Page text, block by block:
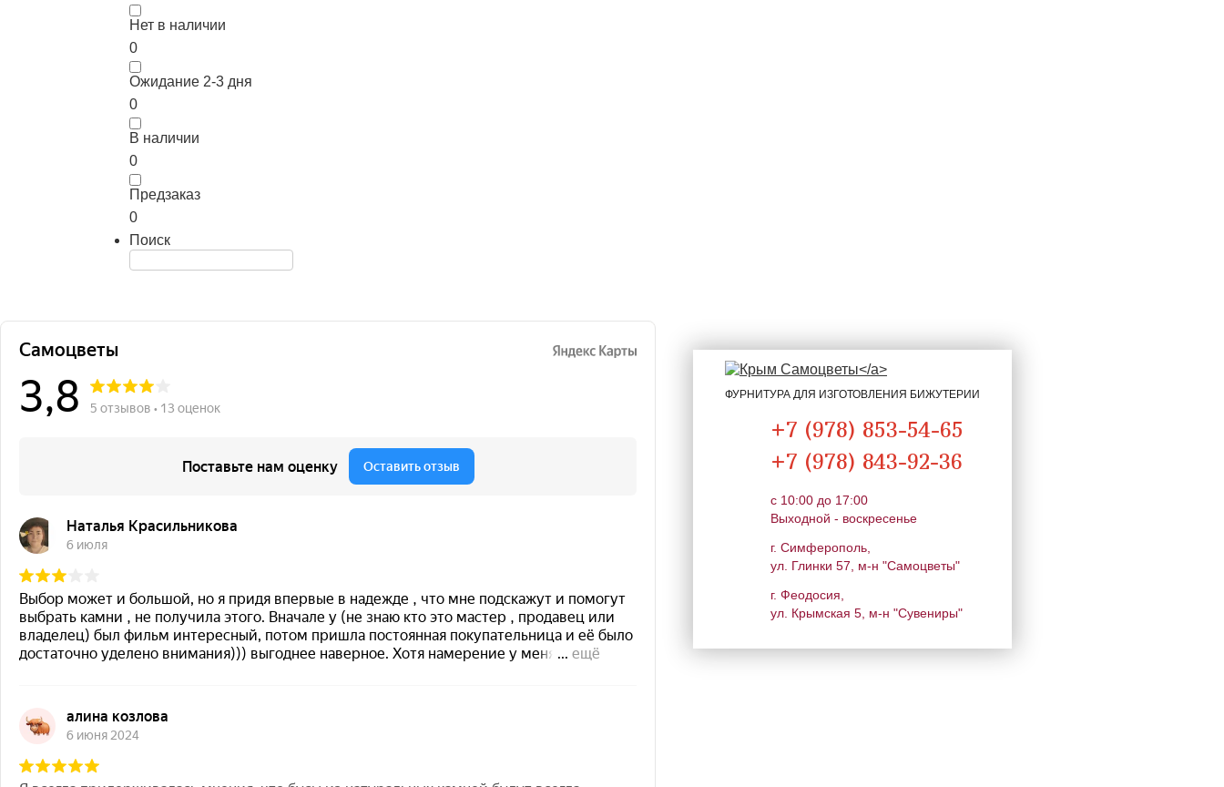
Нет в наличии
0
Ожидание 2-3 дня
0
В наличии
0
Предзаказ
0
Поиск
ФУРНИТУРА ДЛЯ ИЗГОТОВЛЕНИЯ БИЖУТЕРИИ
+7 (978) 853-54-65
+7 (978) 843-92-36
c 10:00 до 17:00
Выходной - воскресенье
г. Симферополь,
ул. Глинки 57, м-н "Самоцветы"
г. Феодосия,
ул. Крымская 5, м-н "Сувениры"